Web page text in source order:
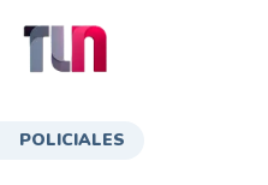
POLICIALES